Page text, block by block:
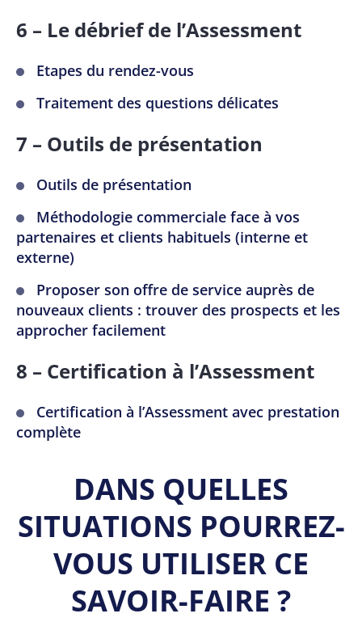
6 – Le débrief de l’Assessment
Etapes du rendez-vous
Traitement des questions délicates
7 – Outils de présentation
Outils de présentation
Méthodologie commerciale face à vos
partenaires et clients habituels (interne et
externe)
Proposer son offre de service auprès de
nouveaux clients : trouver des prospects et les
approcher facilement
8 – Certification à l’Assessment
Certification à l’Assessment avec prestation
complète
DANS QUELLES
SITUATIONS POURREZ-
VOUS UTILISER CE
SAVOIR-FAIRE ?